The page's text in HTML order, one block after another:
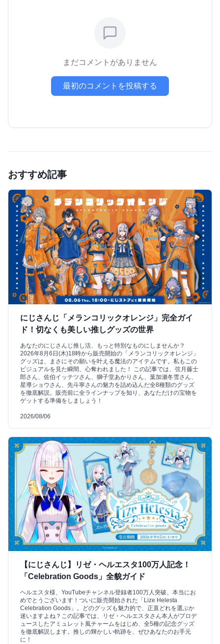
まだコメントがありません
最初のコメントを投稿する
おすすめ記事
にじさんじ「メランコリックオレンジ」完全ガイ
ド！切なくも美しい推しグッズの世界
あなたのにじさんじ推し活、もっと特別なものにしませんか？
2026年8月6日(木)18時から販売開始の「メランコリックオレンジ」
グッズは、まさにその願いを叶える魔法のアイテムです。私もこの
ビジュアルを見た瞬間、心奪われました！ この記事では、弦月藤士
郎さん、佐伯イッテツさん、獅子堂あかりさん、葉加瀬冬雪さん、
星導ショウさん、先斗寧さんの魅力を詰め込んだ全8種類のグッズ
を徹底解説。販売前に全ラインナップを知り、あなただけの宝物を
ゲットする準備をしましょう！
2026/08/06
【にじさんじ】リゼ・ヘルエスタ100万人記念！
「Celebration Goods」全貌ガイド
ヘルエスタ様、YouTubeチャンネル登録者100万人突破、本当にお
めでとうございます！ついに販売開始された「Lize Helesta
Celebration Goods」。どのグッズも魅力的で、正直どれを選ぶか
迷いますよね？この記事では、リゼ・ヘルエスタさん本人がプロデ
ュースしたアミュレット風チャームをはじめ、全5種の記念グッズ
を徹底解説します。推しの輝かしい軌跡を、ぜひあなたのお手元
に！